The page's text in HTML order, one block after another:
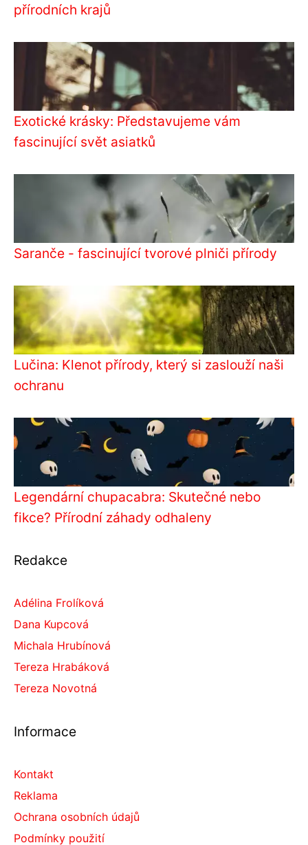
přírodních krajů
Exotické krásky: Představujeme vám
fascinující svět asiatků
Saranče - fascinující tvorové plniči přírody
Lučina: Klenot přírody, který si zaslouží naši
ochranu
Legendární chupacabra: Skutečné nebo
fikce? Přírodní záhady odhaleny
Redakce
Adélina Frolíková
Dana Kupcová
Michala Hrubínová
Tereza Hrabáková
Tereza Novotná
Informace
Kontakt
Reklama
Ochrana osobních údajů
Podmínky použití